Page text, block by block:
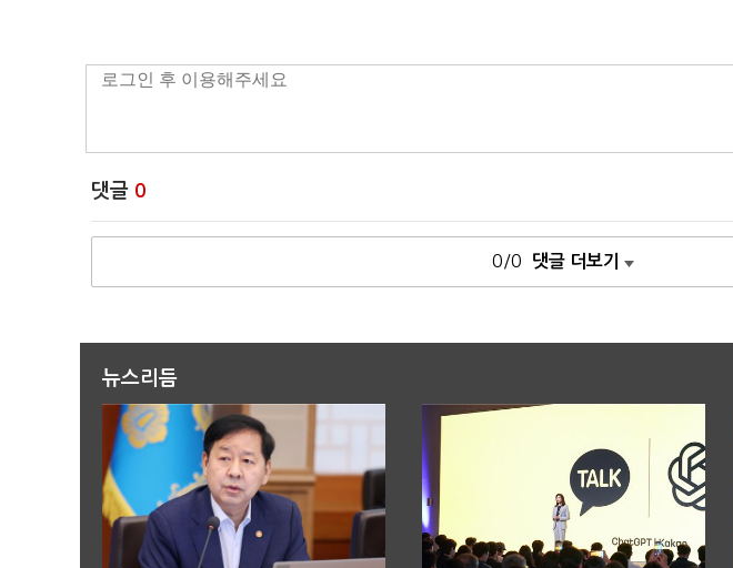
댓글 0
0/0 댓글 더보기
뉴스리듬